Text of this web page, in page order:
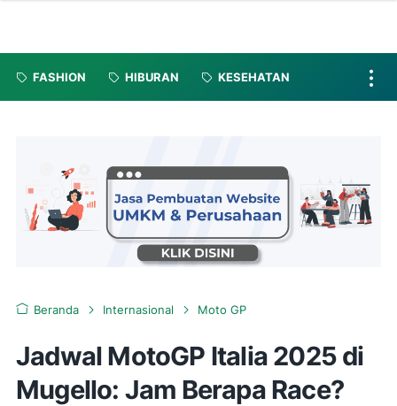
FASHION HIBURAN KESEHATAN
Beranda Internasional Moto GP
Jadwal MotoGP Italia 2025 di
Mugello: Jam Berapa Race?